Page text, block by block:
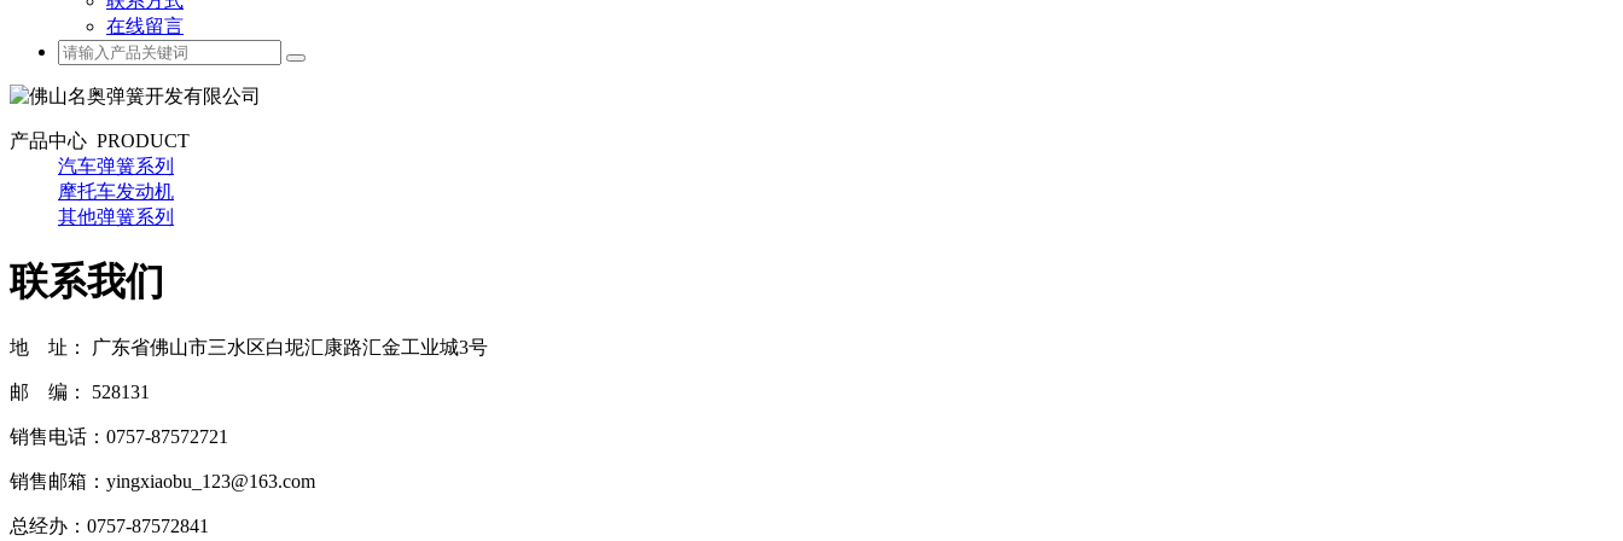
在线留言
产品中心 PRODUCT
汽车弹簧系列
摩托车发动机
其他弹簧系列
联系我们
地 址： 广东省佛山市三水区白坭汇康路汇金工业城3号
邮 编： 528131
销售电话：0757-87572721
销售邮箱：yingxiaobu_123@163.com
总经办：0757-87572841